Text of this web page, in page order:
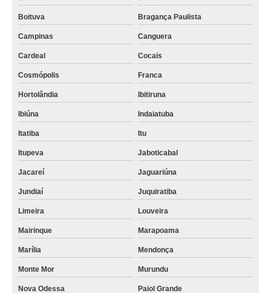
Boituva Bragança Paulista
Campinas Canguera
Cardeal Cocais
Cosmópolis Franca
Hortolândia Ibitiruna
Ibiúna Indaiatuba
Itatiba Itu
Itupeva Jaboticabal
Jacareí Jaguariúna
Jundiaí Juquiratiba
Limeira Louveira
Mairinque Marapoama
Marília Mendonça
Monte Mor Murundu
Nova Odessa Paiol Grande